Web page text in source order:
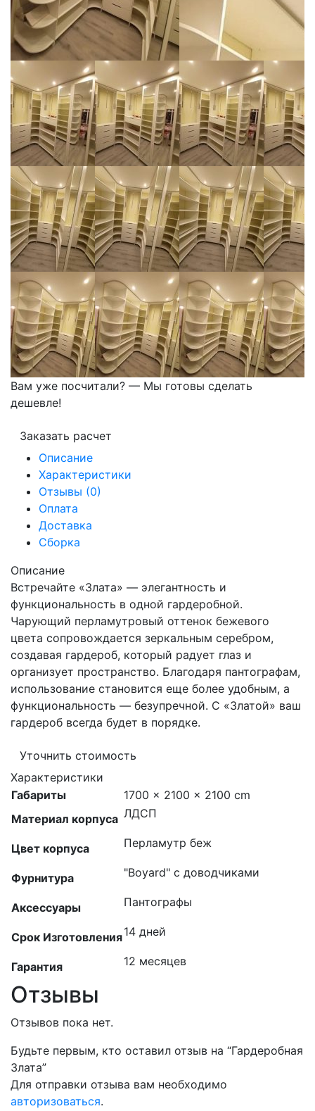
Вам уже посчитали? — Мы готовы сделать
дешевле!
Заказать расчет
Описание
Характеристики
Отзывы (0)
Оплата
Доставка
Сборка
Описание
Встречайте «Злата» — элегантность и
функциональность в одной гардеробной.
Чарующий перламутровый оттенок бежевого
цвета сопровождается зеркальным серебром,
создавая гардероб, который радует глаз и
организует пространство. Благодаря пантографам,
использование становится еще более удобным, а
функциональность — безупречной. С «Златой» ваш
гардероб всегда будет в порядке.
Уточнить стоимость
Характеристики
Габариты
1700 × 2100 × 2100 cm
Материал корпуса ЛДСП
Цвет корпуса Перламутр беж
Фурнитура "Boyard" с доводчиками
Аксессуары Пантографы
Срок Изготовления14 дней
Гарантия 12 месяцев
Отзывы
Отзывов пока нет.
Будьте первым, кто оставил отзыв на “Гардеробная
Злата”
Для отправки отзыва вам необходимо
авторизоваться.